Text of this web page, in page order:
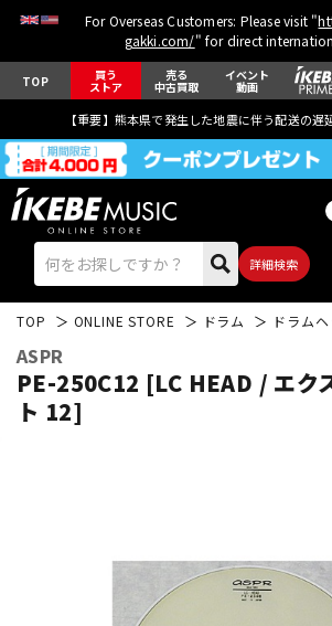
For Overseas Customers: Please visit "
gakki.com/" for direct
TOP 買う
ストア
売る
中古買取
イベント
動画
【重要】熊本県で発生した地震に伴う配送の遅
詳細検索
TOP ONLINE STORE ドラム ドラムヘ
ASPR
PE-250C12 [LC HEAD / エク
ト 12]